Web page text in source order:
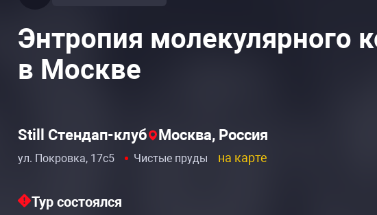
Энтропия молекулярного
в Москве
Still Стендап-клуб Москва, Россия
ул. Покровка, 17с5 Чистые пруды на карте
Тур состоялся